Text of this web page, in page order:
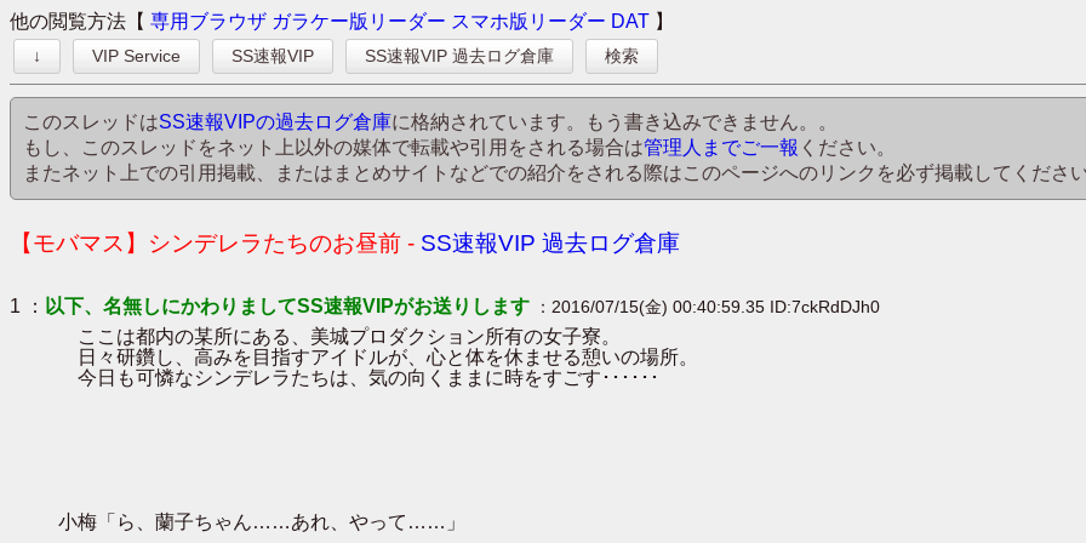
他の閲覧方法【 専用ブラウザ ガラケー版リーダー スマホ版リーダー DAT 】
↓ VIP Service SS速報VIP SS速報VIP 過去ログ倉庫 検索
このスレッドはSS速報VIPの過去ログ倉庫に格納されています。もう書き込みできません。。
もし、このスレッドをネット上以外の媒体で転載や引用をされる場合は管理人までご一報 ください。
またネット上での引用掲載、またはまとめサイトなどでの紹介をされる際はこのページへのリンクを必ず掲載してくださ
【モバマス】シンデレラたちのお昼前 - SS速報VIP 過去ログ倉庫
1 ： 以下、名無しにかわりましてSS速報VIPがお送りします ：2016/07/15(金) 00:40:59.35 ID:7ckRdDJh0
ここは都内の某所にある、美城プロダクション所有の女子寮。
日々研鑽し、高みを目指すアイドルが、心と体を休ませる憩いの場所。
今日も可憐なシンデレラたちは、気の向くままに時をすごす･･････
小梅「ら、蘭子ちゃん……あれ、やって……」